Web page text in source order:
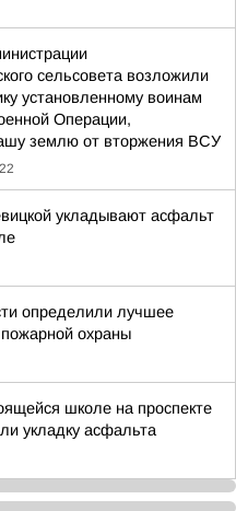
сельсовета возложили
установленному воинам
Операции,
землю от вторжения ВСУ
укладывают асфальт
определили лучшее
охраны
школе на проспекте
укладку асфальта